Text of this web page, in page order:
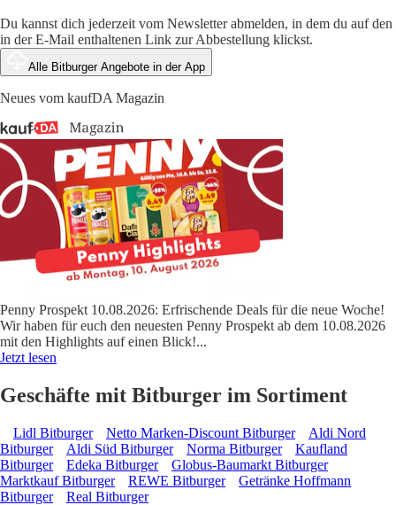
Du kannst dich jederzeit vom Newsletter abmelden, in dem du auf den
in der E-Mail enthaltenen Link zur Abbestellung klickst.
Alle Bitburger Angebote in der App
Neues vom kaufDA Magazin
Penny Prospekt 10.08.2026: Erfrischende Deals für die neue Woche!
Wir haben für euch den neuesten Penny Prospekt ab dem 10.08.2026
mit den Highlights auf einen Blick!...
Jetzt lesen
Geschäfte mit Bitburger im Sortiment
Lidl Bitburger Netto Marken-Discount Bitburger
Aldi Nord
Bitburger
Aldi Süd Bitburger Norma Bitburger
Kaufland
Bitburger
Edeka Bitburger
Globus-Baumarkt Bitburger
Marktkauf Bitburger
REWE Bitburger
Getränke Hoffmann
Bitburger
Real Bitburger